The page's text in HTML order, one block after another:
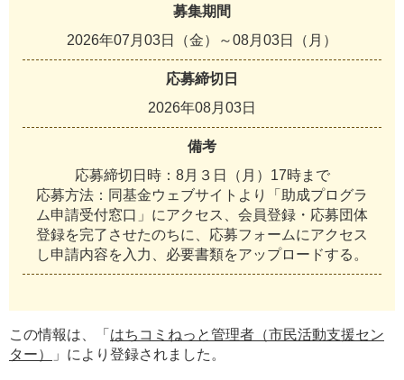
募集期間
2026年07月03日（金）～08月03日（月）
応募締切日
2026年08月03日
備考
応募締切日時：8月３日（月）17時まで
応募方法：同基金ウェブサイトより「助成プログラ
ム申請受付窓口」にアクセス、会員登録・応募団体
登録を完了させたのちに、応募フォームにアクセス
し申請内容を入力、必要書類をアップロードする。
この情報は、「 はちコミねっと管理者（市民活動支援セン
ター）
」により登録されました。